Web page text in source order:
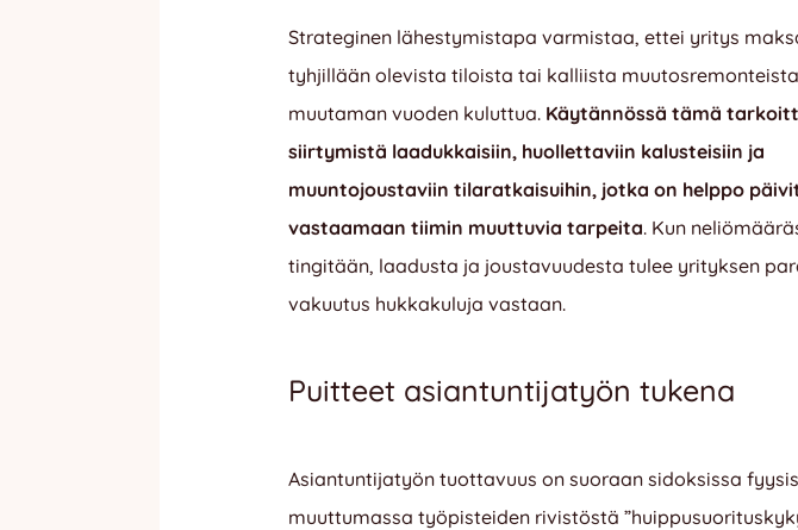
Strateginen lähestymistapa varmistaa, ettei yritys
tyhjillään olevista tiloista tai kalliista
muutaman vuoden kuluttua. Käytännössä tämä
siirtymistä laadukkaisiin, huollettaviin kalusteisiin ja
muuntojoustaviin tilaratkaisuihin, jotka on helppo
vastaamaan tiimin muuttuvia tarpeita. Kun
tingitään, laadusta ja joustavuudesta tulee yrityksen
vakuutus hukkakuluja vastaan.
Puitteet asiantuntijatyön tukena
Asiantuntijatyön tuottavuus on suoraan sidoksissa
muuttumassa työpisteiden rivistöstä